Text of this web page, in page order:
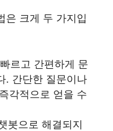
은 크게 두 가지입
르고 간편하게 문
. 간단한 질문이나
각적으로 얻을 수
봇으로 해결되지